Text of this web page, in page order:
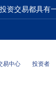
资交易都具有
易中心 投资者